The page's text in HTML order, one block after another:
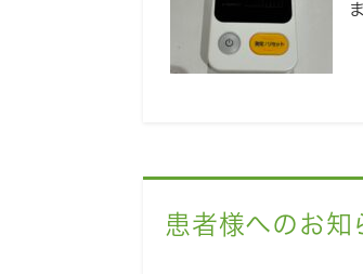
患者様へのお知